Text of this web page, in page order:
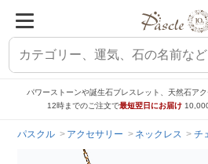
パワーストーンや誕生石ブレスレット、天然石ア
12時までのご注文で最短翌日にお届け
パスクル アクセサリー ネックレス チ